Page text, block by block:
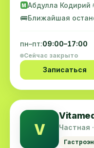
M Абдулла Кодирий
🚌Ближайшая
пн–пт:09:00–17:00
Сейчас закрыто
Записаться
V Частная